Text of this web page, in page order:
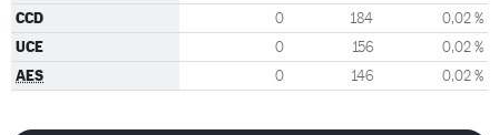
CCD 0 184 0,02 %
UCE 0 156 0,02 %
AES 0 146 0,02 %